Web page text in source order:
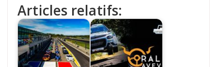
Articles relatifs: